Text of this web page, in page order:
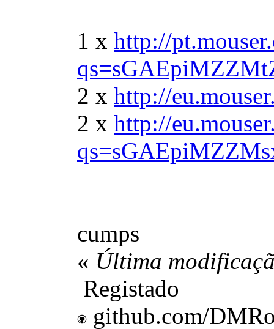
1 x http://
2 x http://
2 x http://
cumps
« Última
Registado
github.com/